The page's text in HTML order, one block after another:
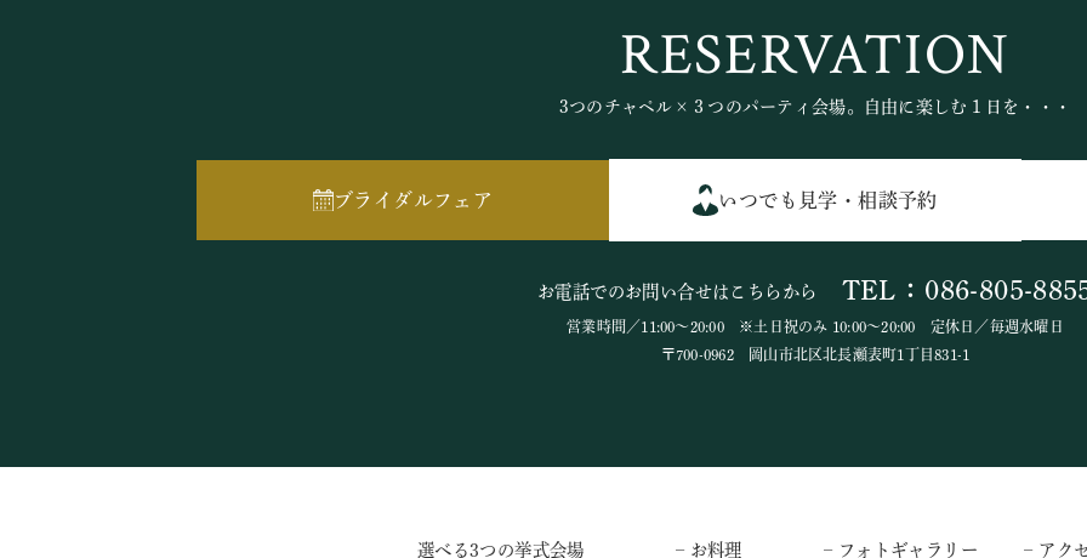
RESERVATION
3つのチャペル×３つのパーティ会場。自由に楽しむ１日を・・・
ブライダルフェア いつでも見学・相談予約
お電話でのお問い合せはこちらから TEL：086-805-
営業時間／11:00～20:00 ※土日祝のみ 10:00～20:00 定休日／毎週水曜日
〒700-0962 岡山市北区北長瀬表町1丁目831-1
選べる3つの挙式会場 – お料理 – フォトギャラリー – アク